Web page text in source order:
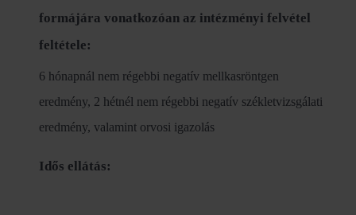
formájára vonatkozóan az intézményi felvétel
feltétele:
6 hónapnál nem régebbi negatív mellkasröntgen
eredmény, 2 hétnél nem régebbi negatív székletvizsgálati
eredmény, valamint orvosi igazolás
Idős ellátás: